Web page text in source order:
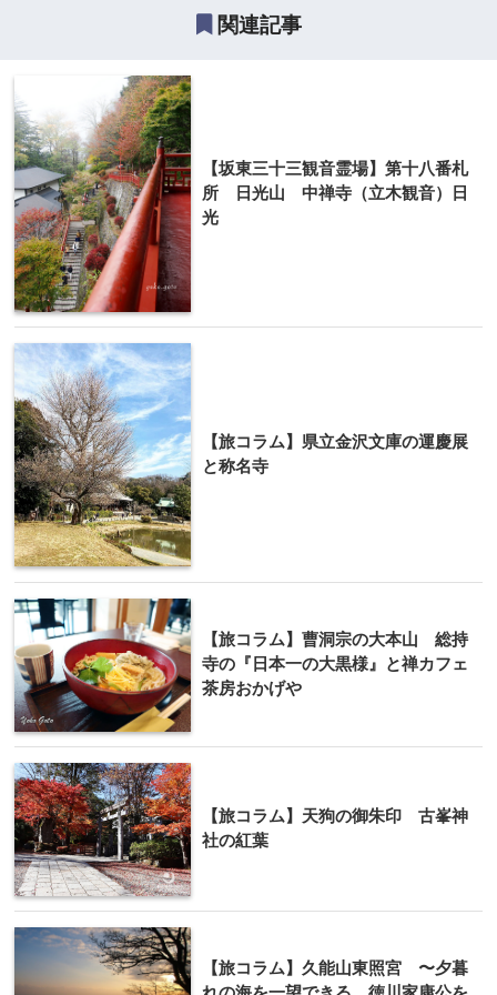
関連記事
【坂東三十三観音霊場】第十八番札
所 日光山 中禅寺（立木観音）日
光
【旅コラム】県立金沢文庫の運慶展
と称名寺
【旅コラム】曹洞宗の大本山 総持
寺の『日本一の大黒様』と禅カフェ
茶房おかげや
【旅コラム】天狗の御朱印 古峯神
社の紅葉
【旅コラム】久能山東照宮 〜夕暮